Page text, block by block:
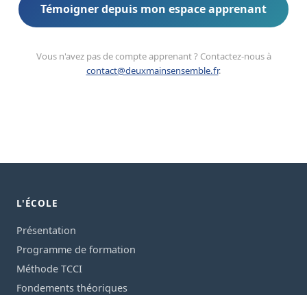
Témoigner depuis mon espace apprenant
Vous n'avez pas de compte apprenant ? Contactez-nous à
contact@deuxmainsensemble.fr.
L'ÉCOLE
Présentation
Programme de formation
Méthode TCCI
Fondements théoriques